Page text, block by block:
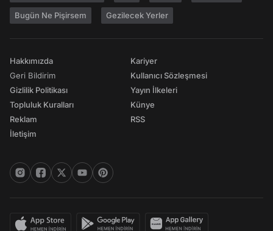
Bugün Ne Pişirsem Gezilecek Yerler
Hakkımızda
Geri Bildirim
Gizlilik Politikası
Topluluk Kuralları
Reklam
İletişim
Kariyer
Kullanıcı Sözleşmesi
Yayın İlkeleri
Künye
RSS